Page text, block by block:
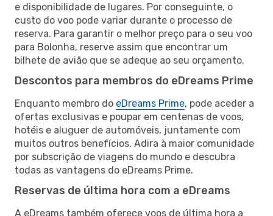
e disponibilidade de lugares. Por conseguinte, o
custo do voo pode variar durante o processo de
reserva. Para garantir o melhor preço para o seu voo
para Bolonha, reserve assim que encontrar um
bilhete de avião que se adeque ao seu orçamento.
Descontos para membros do eDreams Prime
Enquanto membro do eDreams Prime, pode aceder a
ofertas exclusivas e poupar em centenas de voos,
hotéis e aluguer de automóveis, juntamente com
muitos outros benefícios. Adira à maior comunidade
por subscrição de viagens do mundo e descubra
todas as vantagens do eDreams Prime.
Reservas de última hora com a eDreams
A eDreams também oferece voos de última hora a